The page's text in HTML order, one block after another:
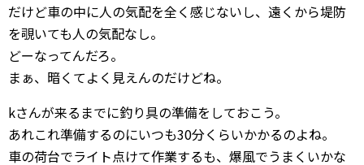
だけど車の中に人の気配を全く感じないし、遠くから堤防
を覗いても人の気配なし。
どーなってんだろ。
まぁ、暗くてよく見えんのだけどね。
kさんが来るまでに釣り具の準備をしておこう。
あれこれ準備するのにいつも30分くらいかかるのよね。
車の荷台でライト点けて作業するも、爆風でうまくいかな